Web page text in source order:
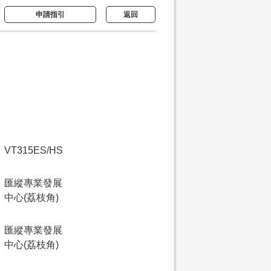
申請指引 返回
VT315ES/HS
匯縱專業發展
中心(荔枝角)
匯縱專業發展
中心(荔枝角)